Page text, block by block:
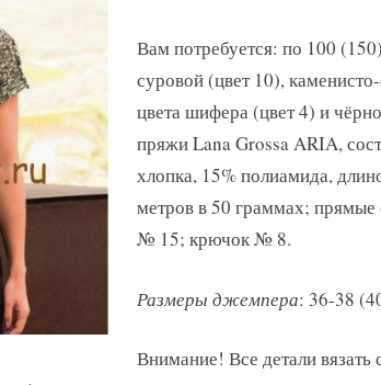
Вам потребуется: по 100
суровой (цвет 10),
цвета шифера (цвет 4) и
пряжи Lana Grossa ARIA,
хлопка, 15% полиамида,
метров в 50 граммах;
№ 15; крючок № 8.
Размеры джемпера: 36-38
Внимание! Все детали вязать